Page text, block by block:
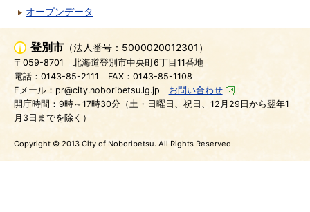
オープンデータ
登別市 （法人番号：5000020012301）
〒059-8701
北海道登別市中央町6丁目11番地
電話：0143-85-2111
FAX：0143-85-1108
Eメール：pr@city.noboribetsu.lg.jp
お問い合わせ
開庁時間：9時～17時30分（土・日曜日、祝日、12月29日から翌年1
月3日までを除く）
Copyright © 2013 City of Noboribetsu. All Rights Reserved.